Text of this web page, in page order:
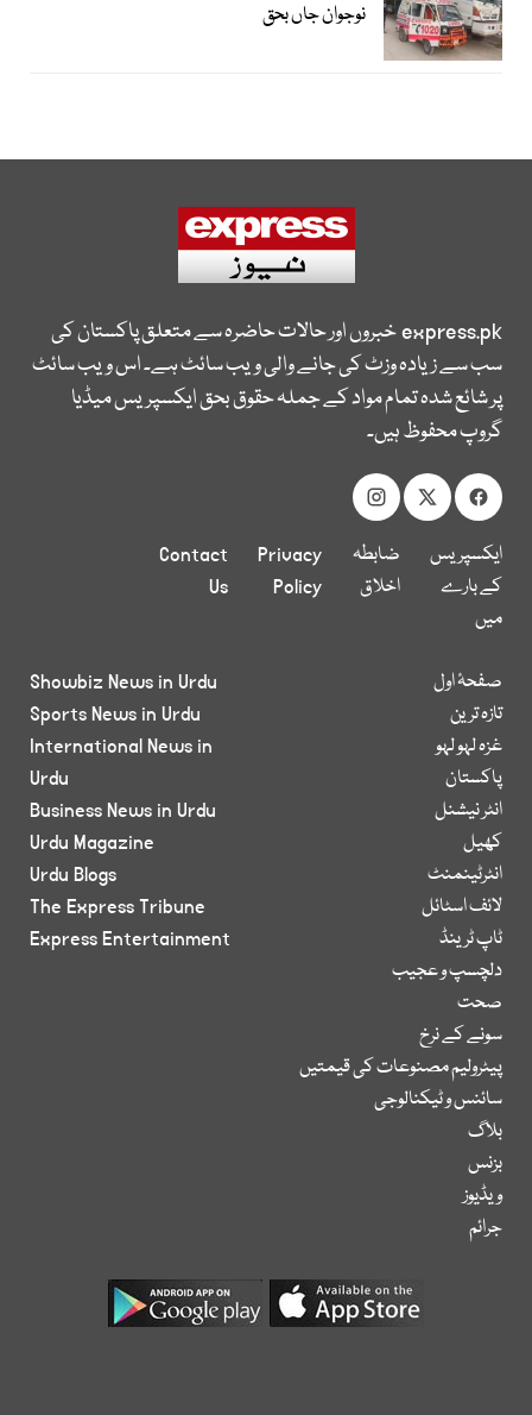
نوجوان جاں بحق
express.pkخبروں اور حالات حاضرہ سے متعلق پاکستان کی
سب سے زیادہ وزٹ کی جانے والی ویب سائٹ ہے۔ اس ویب سائٹ
پر شائع شدہ تمام مواد کے جملہ حقوق بحق ایکسپریس میڈیا
گروپ محفوظ ہیں۔
ایکسپریس
کے بارے
میں
ضابطہ
اخلاق
Privacy
Policy
Contact
Us
صفحۂ اول
تازہ ترین
غزہ لہو لہو
پاکستان
انٹر نیشنل
کھیل
انٹرٹینمنٹ
لائف اسٹائل
ٹاپ ٹرینڈ
دلچسپ و عجیب
صحت
سونے کے نرخ
پیٹرولیم مصنوعات کی قیمتیں
سائنس و ٹیکنالوجی
بلاگ
بزنس
ویڈیوز
جرائم
Showbiz News in Urdu
Sports News in Urdu
International News in
Urdu
Business News in Urdu
Urdu Magazine
Urdu Blogs
The Express Tribune
Express Entertainment